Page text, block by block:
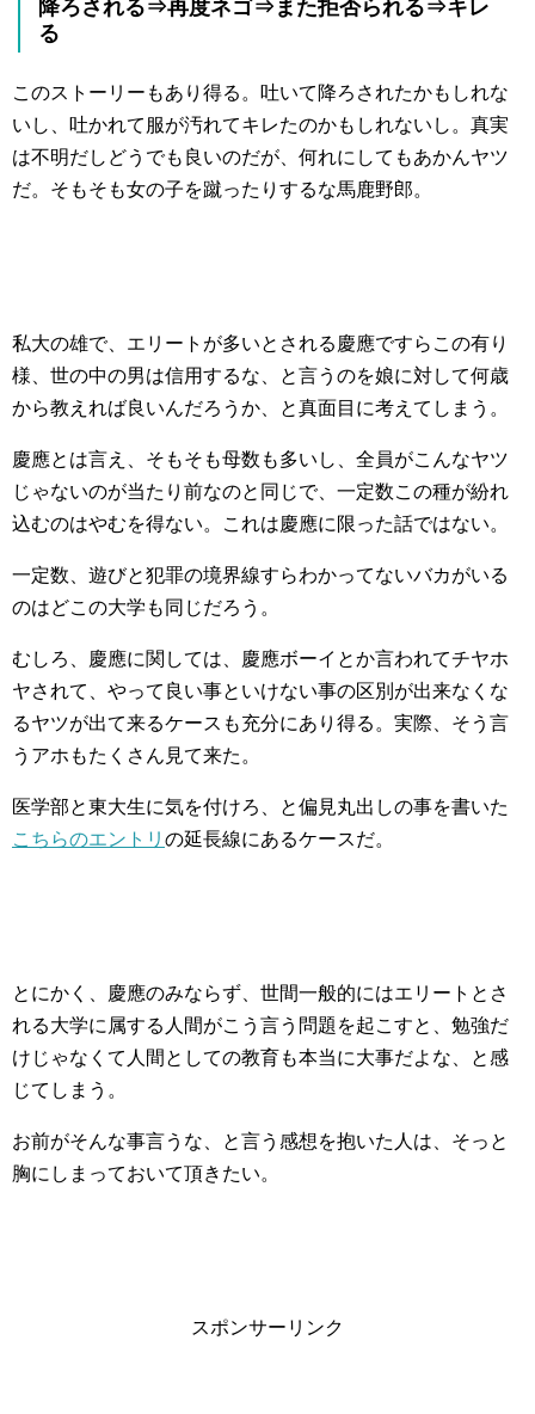
降ろされる⇒再度ネゴ⇒また拒否られる⇒キレ
る
このストーリーもあり得る。吐いて降ろされたかもしれな
いし、吐かれて服が汚れてキレたのかもしれないし。真実
は不明だしどうでも良いのだが、何れにしてもあかんヤツ
だ。そもそも女の子を蹴ったりするな馬鹿野郎。
私大の雄で、エリートが多いとされる慶應ですらこの有り
様、世の中の男は信用するな、と言うのを娘に対して何歳
から教えれば良いんだろうか、と真面目に考えてしまう。
慶應とは言え、そもそも母数も多いし、全員がこんなヤツ
じゃないのが当たり前なのと同じで、一定数この種が紛れ
込むのはやむを得ない。これは慶應に限った話ではない。
一定数、遊びと犯罪の境界線すらわかってないバカがいる
のはどこの大学も同じだろう。
むしろ、慶應に関しては、慶應ボーイとか言われてチヤホ
ヤされて、やって良い事といけない事の区別が出来なくな
るヤツが出て来るケースも充分にあり得る。実際、そう言
うアホもたくさん見て来た。
医学部と東大生に気を付けろ、と偏見丸出しの事を書いた
こちらのエントリ の延長線にあるケースだ。
とにかく、慶應のみならず、世間一般的にはエリートとさ
れる大学に属する人間がこう言う問題を起こすと、勉強だ
けじゃなくて人間としての教育も本当に大事だよな、と感
じてしまう。
お前がそんな事言うな、と言う感想を抱いた人は、そっと
胸にしまっておいて頂きたい。
スポンサーリンク